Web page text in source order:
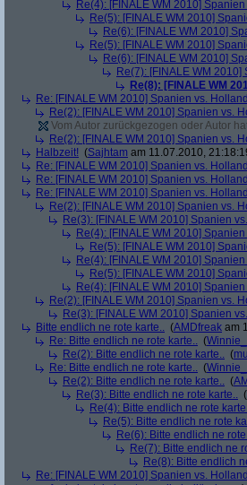
Re(4): [FINALE WM 2010]
Re(5): [FINALE WM 2010]
Re(6): [FINALE WM 2010]
Re(5): [FINALE WM 2010]
Re(6): [FINALE WM 2010]
Re(7): [FINALE WM 2010]
Re(8): [FINALE WM
Re: [FINALE WM 2010] Spanien vs. Holland
Re(2): [FINALE WM 2010] Spanien vs.
Vom Autor zurückgezogen oder Autor
Re(2): [FINALE WM 2010] Spanien vs.
Halbzeit! (Sajhtam am 11.07.2010,
Re: [FINALE WM 2010] Spanien vs. Holland
Re: [FINALE WM 2010] Spanien vs. Holland
Re: [FINALE WM 2010] Spanien vs. Holland
Re(2): [FINALE WM 2010] Spanien vs.
Re(3): [FINALE WM 2010] Spanien
Re(4): [FINALE WM 2010]
Re(5): [FINALE WM 2010]
Re(4): [FINALE WM 2010]
Re(5): [FINALE WM 2010]
Re(4): [FINALE WM 2010]
Re(2): [FINALE WM 2010] Spanien vs.
Re(3): [FINALE WM 2010] Spanien
Bitte endlich ne rote karte.. (AMDfreak am
Re: Bitte endlich ne rote karte.. (
Re(2): Bitte endlich ne rote karte.. (
Re: Bitte endlich ne rote karte.. (
Re(2): Bitte endlich ne rote karte.. (
Re(3): Bitte endlich ne rote karte.. (
Re(4): Bitte endlich ne rote
Re(5): Bitte endlich ne rote
Re(6): Bitte endlich ne
Re(7): Bitte endlich ne
Re(8): Bitte endlich
Re: [FINALE WM 2010] Spanien vs. Holland